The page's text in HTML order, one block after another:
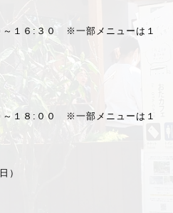
～１６:３０ ※一部メニューは１
～１８:００ ※一部メニューは１
）